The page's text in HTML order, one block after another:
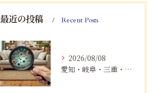
最近の投稿 Recent Posts
2026/08/08
愛知・岐阜・三重・静岡で真菌（カビ）による健康被害にお悩みの方へ｜室内環境改善とMIST工法®による専門対策